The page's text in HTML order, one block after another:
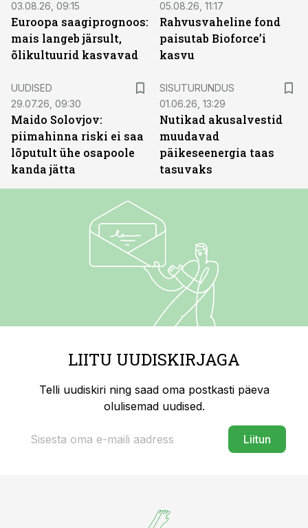
03.08.26, 09:15
Euroopa saagiprognoos:
mais langeb järsult,
õlikultuurid kasvavad
05.08.26, 11:17
Rahvusvaheline fond
paisutab Bioforce’i
kasvu
UUDISED
29.07.26, 09:30
Maido Solovjov:
piimahinna riski ei saa
lõputult ühe osapoole
kanda jätta
SISUTURUNDUS
01.06.26, 13:29
Nutikad akusalvestid
muudavad
päikeseenergia taas
tasuvaks
LIITU UUDISKIRJAGA
Telli uudiskiri ning saad oma postkasti päeva
olulisemad uudised.
Liitun